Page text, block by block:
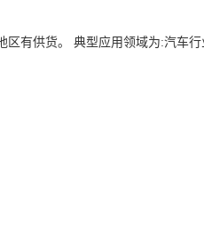
有供货。 典型应用领域为:汽车行